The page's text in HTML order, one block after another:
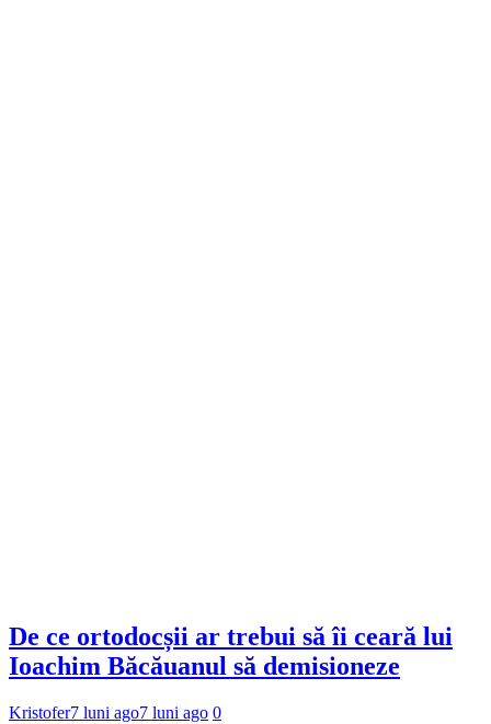
De ce ortodocșii ar trebui să îi ceară lui
Ioachim Băcăuanul să demisioneze
Kristofer7 luni ago7 luni ago 0